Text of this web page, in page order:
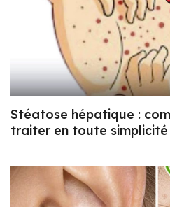
Stéatose hépatique :
traiter en toute simplicité